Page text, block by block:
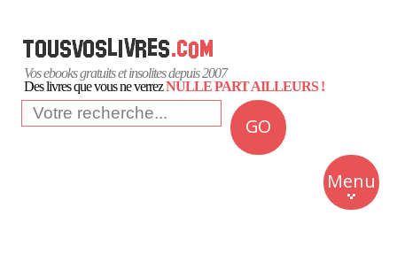
Vos ebooks gratuits et insolites depuis 2007
Des livres que vous ne verrezNULLE PART AILLEURS !
GO
Menu
Insolite
Business